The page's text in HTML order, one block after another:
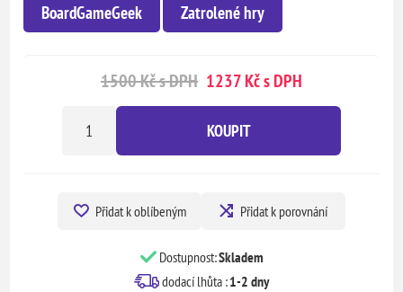
BoardGameGeek Zatrolené hry
1500 Kč s DPH 1237 Kč s DPH
KOUPIT
Přidat k oblíbeným Přidat k porovnání
Dostupnost:Skladem
dodací lhůta :1-2 dny